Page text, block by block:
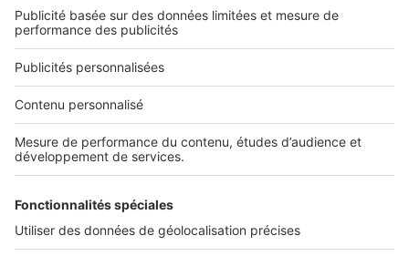
2 rue des Italiens 75009 Paris
01 53 38 80 00
Nos solutions pro
Actualités pro